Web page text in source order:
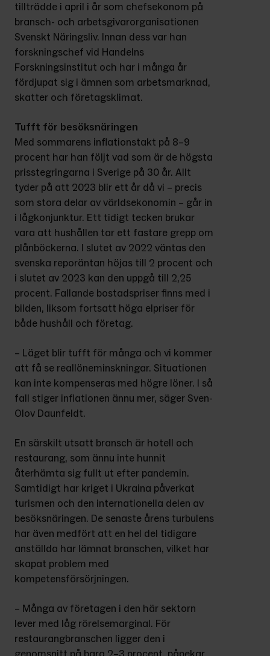
tillträdde i april i år som chefsekonom på
bransch- och arbetsgivarorganisationen
Svenskt Näringsliv. Innan dess var han
forskningschef vid Handelns
Forskningsinstitut och har i många år
fördjupat sig i ämnen som arbetsmarknad,
skatter och företagsklimat.
Tufft för besöksnäringen
Med sommarens inflationstakt på 8–9
procent har han följt vad som är de högsta
prisstegringarna i Sverige på 30 år. Allt
tyder på att 2023 blir ett år då vi – precis
som stora delar av världsekonomin – går in
i lågkonjunktur. Ett tidigt tecken brukar
vara att hushållen tar ett fastare grepp om
plånböckerna. I slutet av 2022 väntas den
svenska reporäntan höjas till 2 procent och
i slutet av 2023 kan den uppgå till 2,25
procent. Fallande bostadspriser finns med i
bilden, liksom fortsatt höga elpriser för
både hushåll och företag.
– Läget blir tufft för många och vi kommer
att få se reallöneminskningar. Situationen
kan inte kompenseras med högre löner. I så
fall stiger inflationen ännu mer, säger Sven-
Olov Daunfeldt.
En särskilt utsatt bransch är hotell och
restaurang, som ännu inte hunnit
återhämta sig fullt ut efter pandemin.
Samtidigt har kriget i Ukraina påverkat
turismen och den internationella delen av
besöksnäringen. De senaste årens turbulens
har även medfört att en hel del tidigare
anställda har lämnat branschen, vilket har
skapat problem med
kompetensförsörjningen.
– Många av företagen i den här sektorn
lever med låg rörelsemarginal. För
restaurangbranschen ligger den i